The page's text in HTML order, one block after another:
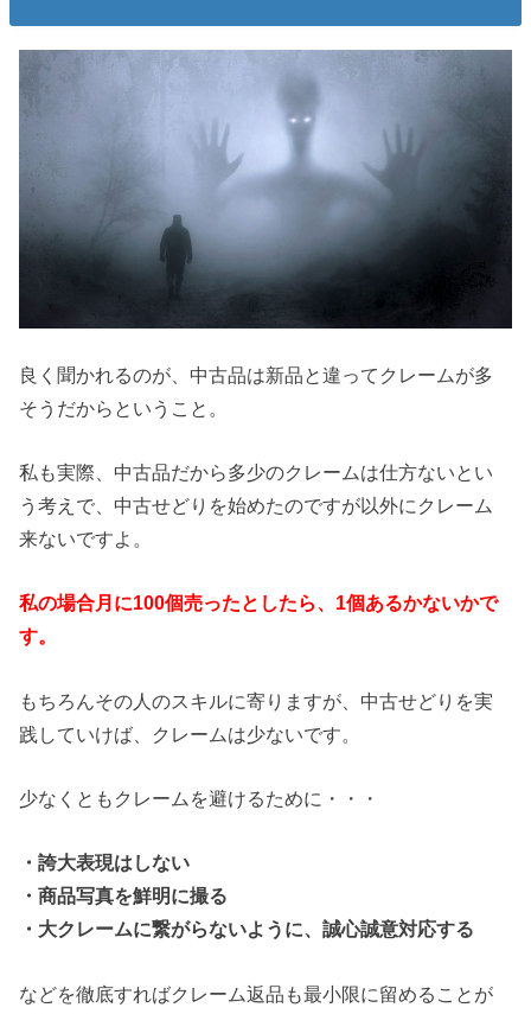
良く聞かれるのが、中古品は新品と違ってクレームが多
そうだからということ。
私も実際、中古品だから多少のクレームは仕方ないとい
う考えで、中古せどりを始めたのですが以外にクレーム
来ないですよ。
私の場合月に100個売ったとしたら、1個あるかないかで
す。
もちろんその人のスキルに寄りますが、中古せどりを実
践していけば、クレームは少ないです。
少なくともクレームを避けるために・・・
・誇大表現はしない
・商品写真を鮮明に撮る
・大クレームに繋がらないように、誠心誠意対応する
などを徹底すればクレーム返品も最小限に留めることが